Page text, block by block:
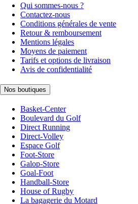
Qui sommes-nous ?
Contactez-nous
Conditions générales de vente
Retour & remboursement
Mentions légales
Moyens de paiement
Tarifs et options de livraison
Avis de confidentialité
Nos boutiques
Basket-Center
Boulevard du Golf
Direct Running
Direct-Volley
Espace Golf
Foot-Store
Galop-Store
Goal-Foot
Handball-Store
House of Rugby
La bagagerie du Motard